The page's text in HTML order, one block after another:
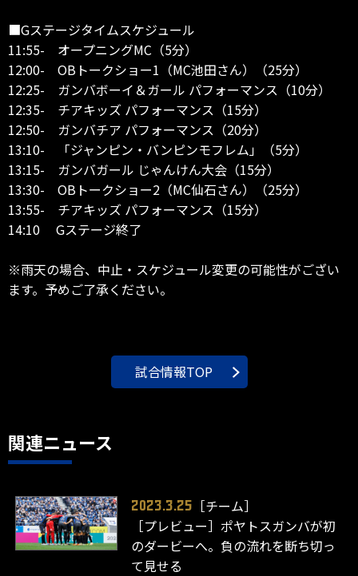
■Gステージタイムスケジュール
11:55- オープニングMC（5分）
12:00- OBトークショー1（MC池田さん）（25分）
12:25- ガンバボーイ＆ガール パフォーマンス（10分）
12:35- チアキッズ パフォーマンス（15分）
12:50- ガンバチア パフォーマンス（20分）
13:10- 「ジャンピン・バンピンモフレム」（5分）
13:15- ガンバガール じゃんけん大会（15分）
13:30- OBトークショー2（MC仙石さん）（25分）
13:55- チアキッズ パフォーマンス（15分）
14:10 Gステージ終了
※雨天の場合、中止・スケジュール変更の可能性がござい
ます。予めご了承ください。
試合情報TOP
関連ニュース
2023.3.25
［チーム］
［プレビュー］ポヤトスガンバが初
のダービーへ。負の流れを断ち切っ
て見せる